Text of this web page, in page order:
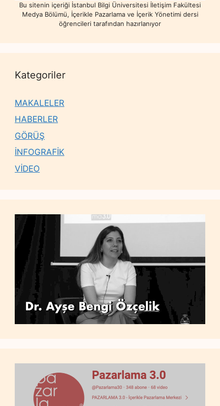
Bu sitenin içeriği İstanbul Bilgi Üniversitesi İletişim Fakültesi
Medya Bölümü, İçerikle Pazarlama ve İçerik Yönetimi dersi
öğrencileri tarafından hazırlanıyor
Kategoriler
MAKALELER
HABERLER
GÖRÜŞ
İNFOGRAFİK
VİDEO